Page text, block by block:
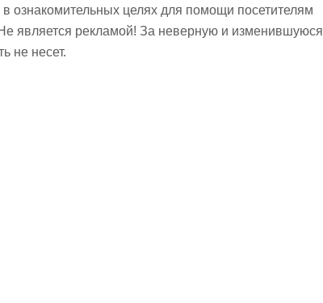
ознакомительных целях для помощи посетителям
является рекламой! За неверную и изменившуюся
не несет.